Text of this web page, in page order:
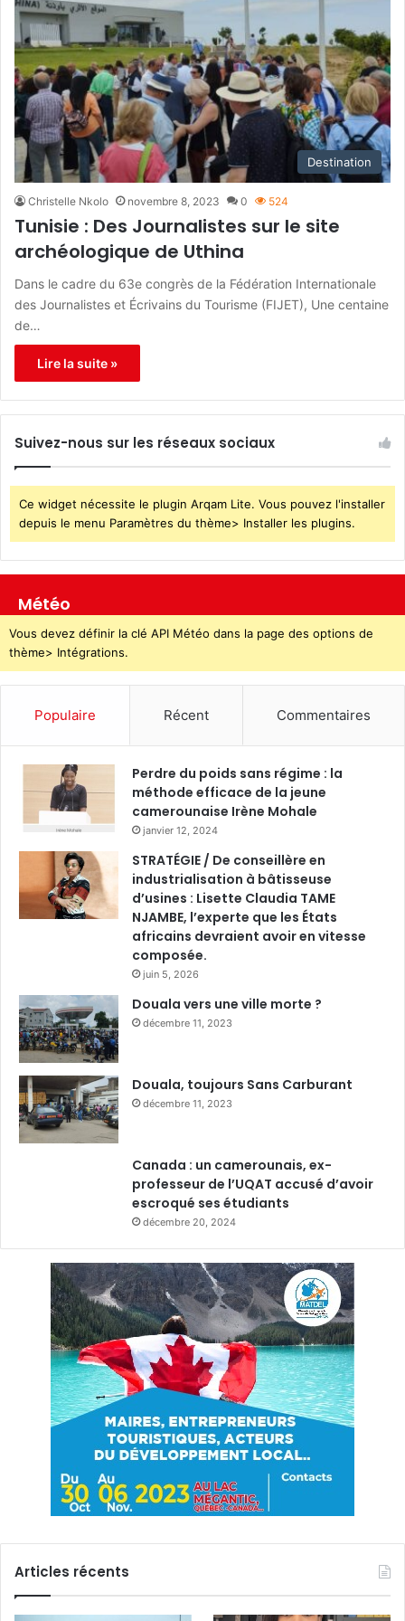
Destination
Christelle Nkolo novembre 8, 2023 0 524
Tunisie : Des Journalistes sur le site
archéologique de Uthina
Dans le cadre du 63e congrès de la Fédération Internationale
des Journalistes et Écrivains du Tourisme (FIJET), Une centaine
de…
Lire la suite »
Suivez-nous sur les réseaux sociaux
Ce widget nécessite le plugin Arqam Lite. Vous pouvez l'installer
depuis le menu Paramètres du thème> Installer les plugins.
Météo
Vous devez définir la clé API Météo dans la page des options de
thème> Intégrations.
Populaire Récent Commentaires
Perdre du poids sans régime : la
méthode efficace de la jeune
camerounaise Irène Mohale
janvier 12, 2024
STRATÉGIE / De conseillère en
industrialisation à bâtisseuse
d’usines : Lisette Claudia TAME
NJAMBE, l’experte que les États
africains devraient avoir en vitesse
composée.
juin 5, 2026
Douala vers une ville morte ?
décembre 11, 2023
Douala, toujours Sans Carburant
décembre 11, 2023
Canada : un camerounais, ex-
professeur de l’UQAT accusé d’avoir
escroqué ses étudiants
décembre 20, 2024
Articles récents